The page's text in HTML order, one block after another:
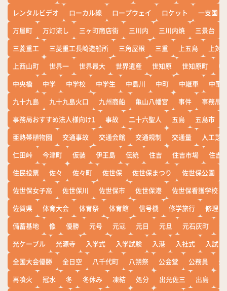
レンタルビデオ
ローカル線 ロープウェイ ロケット
一支国
万屋町
万灯流し 三ヶ町商店街 三川内 三川内焼 三景台
三菱重工
三菱重工長崎造船所 三角屋根 三重 上五島
上対
上西山町
世界一 世界最大 世界遺産 世知原 世知原町
中
中央橋
中学 中学校 中学生 中島川 中町 中継車
中華
九十九島
九十九島火口 九州商船 亀山八幡宮 事件
事務局
事務局おすすめ法人様向け1
事故 二十六聖人 五島 五島市
亜熱帯植物園
交通事故 交通会館 交通規制 交通量
人工芝
仁田峠
今津町 仮装 伊王島 伝統 住吉 住吉市場
住吉
住民投票
佐々 佐々町 佐世保 佐世保まつり 佐世保公園
佐世保女子高
佐世保川 佐世保市 佐世保港
佐世保看護学校
佐賀県
体育大会 体育祭 体育館 信号機 修学旅行
修理
備蓄基地
像 優勝 元号 元寇 元日 元旦 元石灰町
光ケーブル
光源寺 入学式 入学試験 入港 入社式
入試
全国大会優勝
全日空 八千代町 八朔祭 公会堂 公務員
公
再噴火
冠水 冬 冬休み 凍結 処分 出光佐三 出島